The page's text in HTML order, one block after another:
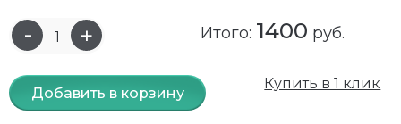
Самшит
Спирея
Малиновое дерево
Облепиха высокорослая
Кизил
Малина
Мускусные
Парковые
Итого: 1400 руб.
Добавить в корзину
Купить в 1 клик